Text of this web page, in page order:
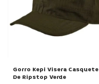
Gorro Kepi Visera Casquete
De Ripstop Verde